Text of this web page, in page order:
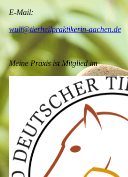
E-Mail:
wulf@tierheilpraktikerin-aachen.de
Meine Praxis ist Mitglied im